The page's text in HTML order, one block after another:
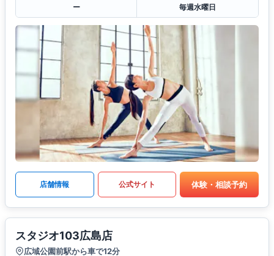
ー
毎週水曜日
店舗情報 公式サイト 体験・相談予約
スタジオ103広島店
広域公園前駅から車で12分